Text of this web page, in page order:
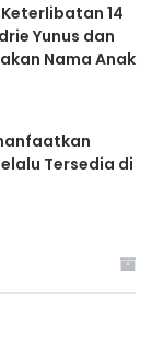
14
Yunus dan
Nama Anak
Tersedia di